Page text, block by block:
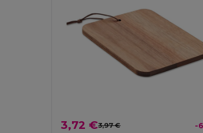
3,72 €3,97 € -